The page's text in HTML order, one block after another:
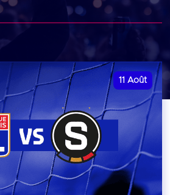
11 Août